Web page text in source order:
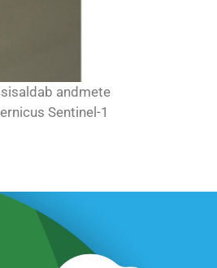
andmete
Sentinel-1